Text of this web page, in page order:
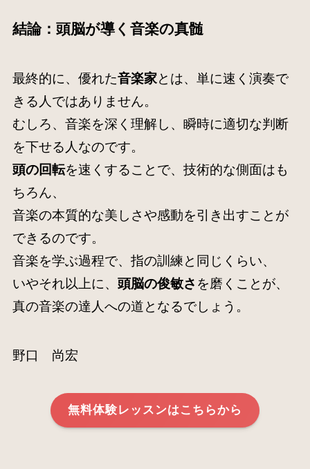
結論：頭脳が導く音楽の真髄
最終的に、優れた音楽家とは、単に速く演奏で
きる人ではありません。
むしろ、音楽を深く理解し、瞬時に適切な判断
を下せる人なのです。
頭の回転を速くすることで、技術的な側面はも
ちろん、
音楽の本質的な美しさや感動を引き出すことが
できるのです。
音楽を学ぶ過程で、指の訓練と同じくらい、
いやそれ以上に、 頭脳の俊敏さ を磨くことが、
真の音楽の達人への道となるでしょう。
野口 尚宏
無料体験レッスンはこちらから